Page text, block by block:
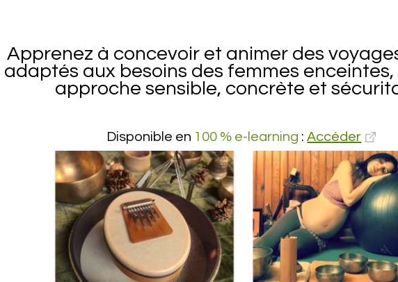
Apprenez à concevoir et animer des
adaptés aux besoins des femmes
approche sensible, concrète et
Disponible en 100 % e-learning :Accéder